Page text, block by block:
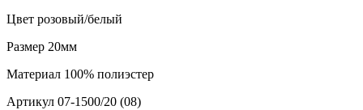
Цвет розовый/белый
Размер 20мм
Материал 100% полиэстер
Артикул 07-1500/20 (08)